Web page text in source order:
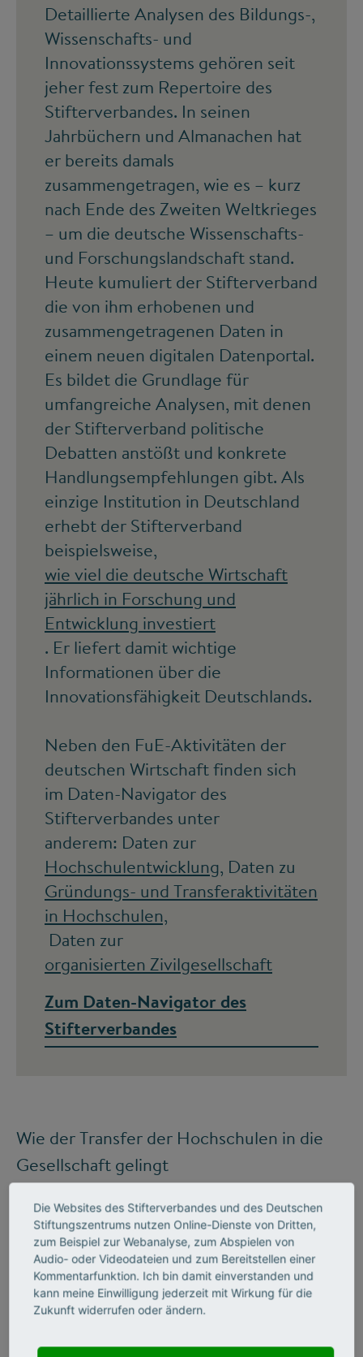
Detaillierte Analysen des Bildungs-,
Wissenschafts- und
Innovationssystems gehören seit
jeher fest zum Repertoire des
Stifterverbandes. In seinen
Jahrbüchern und Almanachen hat
er bereits damals
zusammengetragen, wie es – kurz
nach Ende des Zweiten Weltkrieges
– um die deutsche Wissenschafts-
und Forschungslandschaft stand.
Heute kumuliert der Stifterverband
die von ihm erhobenen und
zusammengetragenen Daten in
einem neuen digitalen Datenportal.
Es bildet die Grundlage für
umfangreiche Analysen, mit denen
der Stifterverband politische
Debatten anstößt und konkrete
Handlungsempfehlungen gibt. Als
einzige Institution in Deutschland
erhebt der Stifterverband
beispielsweise,
wie viel die deutsche Wirtschaft
jährlich in Forschung und
Entwicklung investiert
. Er liefert damit wichtige
Informationen über die
Innovationsfähigkeit Deutschlands.
Neben den FuE-Aktivitäten der
deutschen Wirtschaft finden sich
im Daten-Navigator des
Stifterverbandes unter
anderem: Daten zur
Hochschulentwicklung, Daten zu
Gründungs- und Transferaktivitäten
in Hochschulen,
Daten zur
organisierten Zivilgesellschaft
Zum Daten-Navigator des
Stifterverbandes
Wie der Transfer der Hochschulen in die
Gesellschaft gelingt
ImTransferkompassetwa untersucht der
Stifterverband, wie Hochschulen den
Transfer als strategische Aufgabe in ihren
Strukturen verankern können. Die
Ergebnisse des vom Bundesministerium
geförderten Projekts liegen im Herbst
Die Websites des Stifterverbandes und des Deutschen
Stiftungszentrums nutzen Online-Dienste von Dritten,
zum Beispiel zur Webanalyse, zum Abspielen von
Audio- oder Videodateien und zum Bereitstellen einer
Kommentarfunktion. Ich bin damit einverstanden und
kann meine Einwilligung jederzeit mit Wirkung für die
Zukunft widerrufen oder ändern.